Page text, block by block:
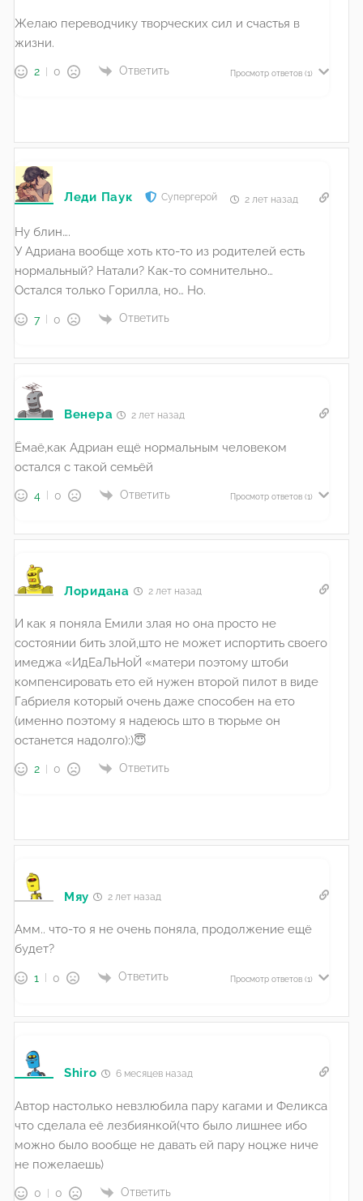
Желаю переводчику творческих сил и счастья в
жизни.
2 0 Ответить Просмотр ответов (1)
Леди Паук Супергерой 2 лет назад
Ну блин….
У Адриана вообще хоть кто-то из родителей есть
нормальный? Натали? Как-то сомнительно…
Остался только Горилла, но… Но.
7 0 Ответить
Венера 2 лет назад
Ёмаё,как Адриан ещё нормальным человеком
остался с такой семьёй
4 0 Ответить Просмотр ответов (1)
Лоридана 2 лет назад
И как я поняла Емили злая но она просто не
состоянии бить злой,што не может испортить своего
имеджа «ИдЕаЛьНоЙ «матери поэтому штоби
компенсировать ето ей нужен второй пилот в виде
Габриеля который очень даже способен на ето
(именно поэтому я надеюсь што в тюрьме он
останется надолго):)😇
2 0 Ответить
Мяу 2 лет назад
Амм.. что-то я не очень поняла, продолжение ещё
будет?
1 0 Ответить Просмотр ответов (1)
Shiro 6 месяцев назад
Автор настолько невзлюбила пару кагами и Феликса
что сделала её лезбиянкой(что было лишнее ибо
можно было вообще не давать ей пару ноцже ниче
не пожелаешь)
0 0 Ответить